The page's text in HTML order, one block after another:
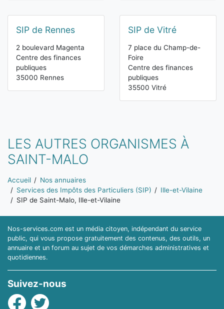
SIP de Rennes
2 boulevard Magenta
Centre des finances
publiques
35000 Rennes
SIP de Vitré
7 place du Champ-de-
Foire
Centre des finances
publiques
35500 Vitré
LES AUTRES ORGANISMES À
SAINT-MALO
Vous êtes ici:
Accueil
Nos annuaires
Services des Impôts des Particuliers (SIP)
Ille-et-Vilaine
SIP de Saint-Malo, Ille-et-Vilaine
Nos-services.com est un média citoyen, indépendant du service
public, qui vous propose gratuitement des contenus, des outils, un
annuaire et un forum au sujet de vos démarches administratives et
quotidiennes.
Suivez-nous
Facebook
Twitter